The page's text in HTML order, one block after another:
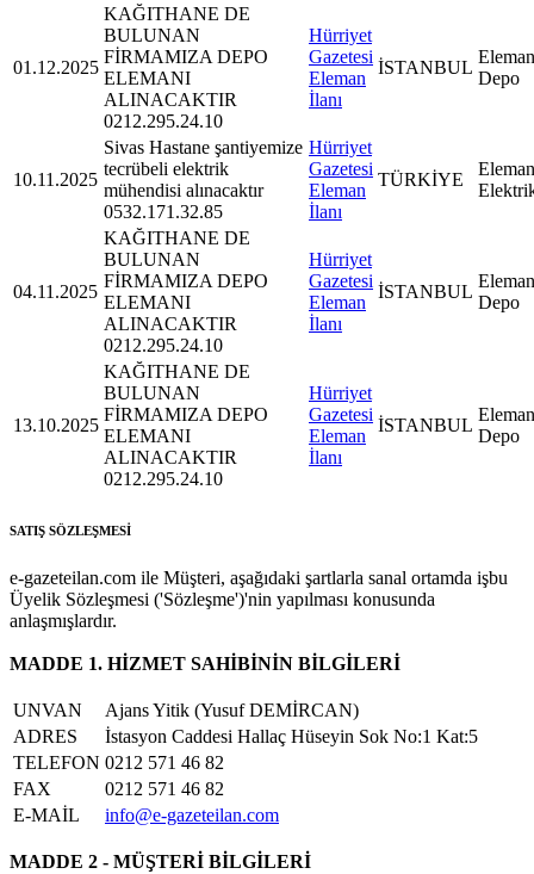
01.12.2025
KAĞITHANE DE
BULUNAN
FİRMAMIZA DEPO
ELEMANI
ALINACAKTIR
0212.295.24.10
Hürriyet
Gazetesi
Eleman
İlanı
İSTANBUL
Depo
10.11.2025
Sivas Hastane şantiyemize
tecrübeli elektrik
mühendisi alınacaktır
0532.171.32.85
Hürriyet
Gazetesi
Eleman
İlanı
TÜRKİYE
04.11.2025
KAĞITHANE DE
BULUNAN
FİRMAMIZA DEPO
ELEMANI
ALINACAKTIR
0212.295.24.10
Hürriyet
Gazetesi
Eleman
İlanı
İSTANBUL
Depo
13.10.2025
KAĞITHANE DE
BULUNAN
FİRMAMIZA DEPO
ELEMANI
ALINACAKTIR
0212.295.24.10
Hürriyet
Gazetesi
Eleman
İlanı
İSTANBUL
Depo
SATIŞ SÖZLEŞMESİ
e-gazeteilan.com ile Müşteri, aşağıdaki şartlarla sanal ortamda işbu
Üyelik Sözleşmesi ('Sözleşme')'nin yapılması konusunda
anlaşmışlardır.
MADDE 1. HİZMET SAHİBİNİN BİLGİLERİ
UNVAN
Ajans Yitik (Yusuf DEMİRCAN)
ADRES
İstasyon Caddesi Hallaç Hüseyin Sok No:1 Kat:5
TELEFON 0212 571 46 82
FAX
0212 571 46 82
E-MAİL
info@e-gazeteilan.com
MADDE 2 - MÜŞTERİ BİLGİLERİ